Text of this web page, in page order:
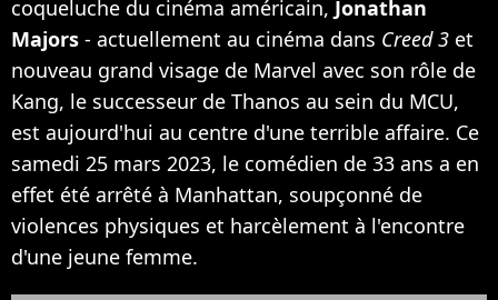
coqueluche du cinéma américain, Jonathan
Majors - actuellement au cinéma dans Creed 3 et
nouveau grand visage de Marvel avec son rôle de
Kang, le successeur de Thanos au sein du MCU,
est aujourd'hui au centre d'une terrible affaire. Ce
samedi 25 mars 2023, le comédien de 33 ans a en
effet été arrêté à Manhattan, soupçonné de
violences physiques et harcèlement à l'encontre
d'une jeune femme.